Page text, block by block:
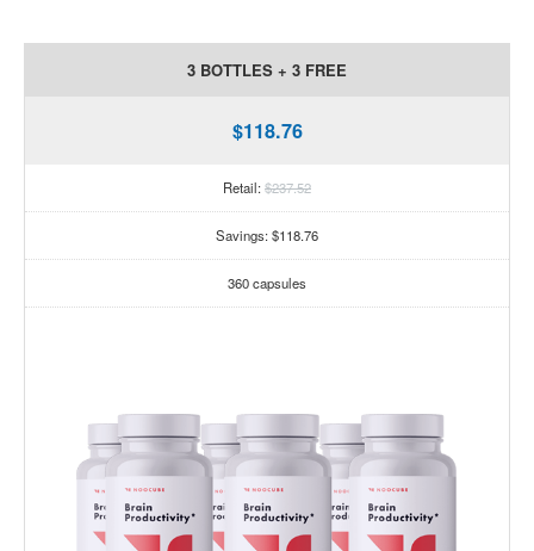
3 BOTTLES + 3 FREE
$118.76
Retail:$237.52
Savings: $118.76
360 capsules